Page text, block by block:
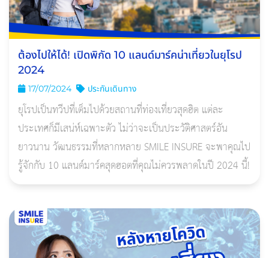
ต้องไปให้ได้! เปิดพิกัด 10 แลนด์มาร์คน่าเที่ยวในยุโรป
2024
17/07/2024 ประกันเดินทาง
ยุโรปเป็นทวีปที่เต็มไปด้วยสถานที่ท่องเที่ยวสุดฮิต แต่ละ
ประเทศก็มีเสน่ห์เฉพาะตัว ไม่ว่าจะเป็นประวัติศาสตร์อัน
ยาวนาน วัฒนธรรมที่หลากหลาย SMILE INSURE จะพาคุณไป
รู้จักกับ 10 แลนด์มาร์คสุดฮอตที่คุณไม่ควรพลาดในปี 2024 นี้!